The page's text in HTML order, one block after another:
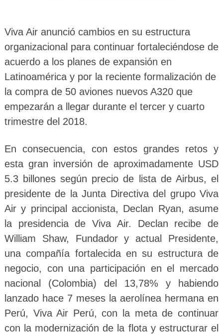
Viva Air anunció cambios en su estructura
organizacional para continuar fortaleciéndose de
acuerdo a los planes de expansión en
Latinoamérica y por la reciente formalización de
la compra de 50 aviones nuevos A320 que
empezarán a llegar durante el tercer y cuarto
trimestre del 2018.
En consecuencia, con estos grandes retos y
esta gran inversión de aproximadamente USD
5.3 billones según precio de lista de Airbus, el
presidente de la Junta Directiva del grupo Viva
Air y principal accionista, Declan Ryan, asume
la presidencia de Viva Air. Declan recibe de
William Shaw, Fundador y actual Presidente,
una compañía fortalecida en su estructura de
negocio, con una participación en el mercado
nacional (Colombia) del 13,78% y habiendo
lanzado hace 7 meses la aerolínea hermana en
Perú, Viva Air Perú, con la meta de continuar
con la modernización de la flota y estructurar el